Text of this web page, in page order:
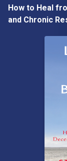
How to Heal
and Chronic